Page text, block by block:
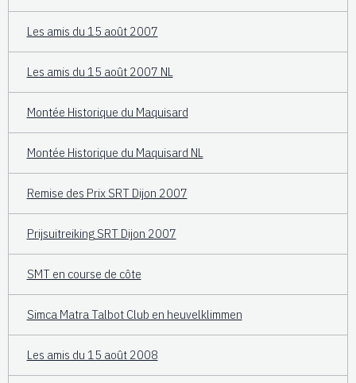
Les amis du 15 août 2007
Les amis du 15 août 2007 NL
Montée Historique du Maquisard
Montée Historique du Maquisard NL
Remise des Prix SRT Dijon 2007
Prijsuitreiking SRT Dijon 2007
SMT en course de côte
Simca Matra Talbot Club en heuvelklimmen
Les amis du 15 août 2008